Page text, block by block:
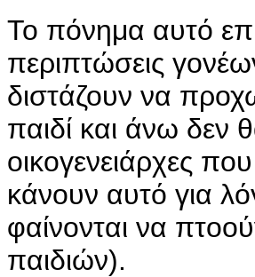
Το πόνημα αυτό
περιπτώσεις
διστάζουν να
παιδί και άνω δεν
οικογενειάρχες
κάνουν αυτό για
φαίνονται να
παιδιών).